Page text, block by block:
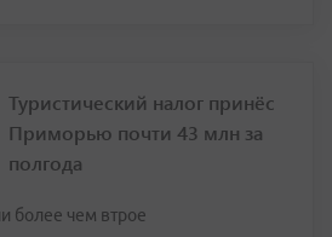
Туристический налог принёс
Приморью почти 43 млн за
полгода
более чем втрое